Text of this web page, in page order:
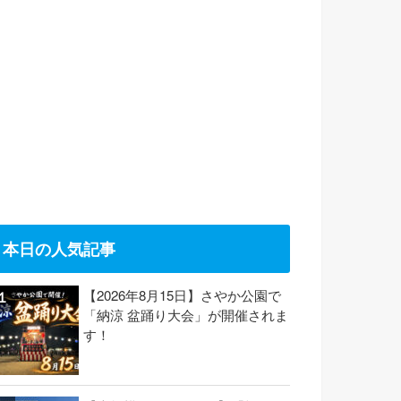
本日の人気記事
【2026年8月15日】さやか公園で
「納涼 盆踊り大会」が開催されま
す！